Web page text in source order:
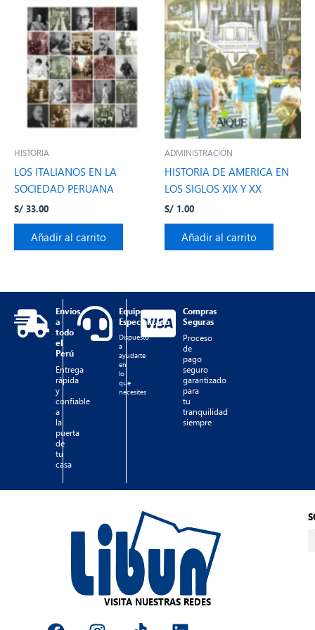
HISTORIA
LOS ITALIANOS EN LA
SOCIEDAD PERUANA
S/ 33.00
Añadir al carrito
ADMINISTRACIÓN
HISTORIA DE AMERICA EN
LOS SIGLOS XIX Y XX
S/ 1.00
Añadir al carrito
Envíos
a
todo
el
Perú
Entrega
rápida
y
confiable
a
la
puerta
de
tu
casa
Equipo
Especializado
Dispuesto
a
ayudarte
en
lo
que
necesites
Compras
Seguras
Proceso
de
pago
seguro
garantizado
para
tu
tranquilidad
siempre
VISITA NUESTRAS REDES
F I T L